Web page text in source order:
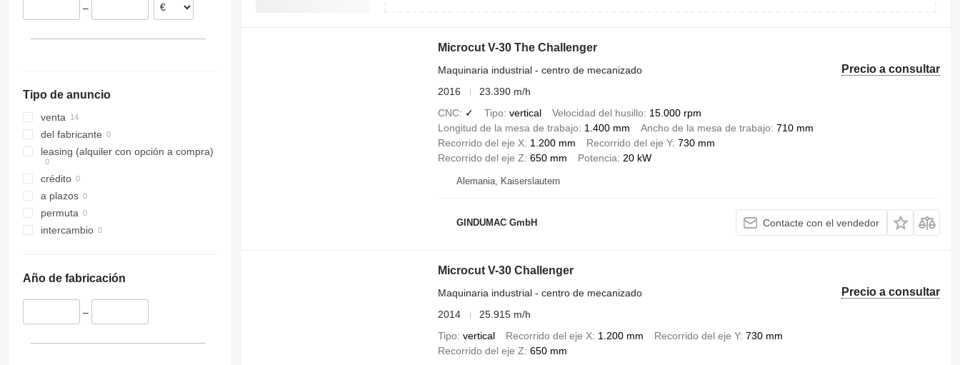
Eslovaquia
–
Tipo de anuncio
venta
del fabricante
leasing (alquiler con opción a compra)
crédito
a plazos
permuta
intercambio
Año de fabricación
–
Microcut V-30 The Challenger
Precio a consultar
Maquinaria industrial - centro de mecanizado
2016
23.390 m/h
CNC
✓ Tipo vertical Velocidad del husillo
15.000 rpm
Longitud de la mesa de trabajo
1.400 mm Ancho de la mesa de trabajo 710 mm
Recorrido del eje X 1.200 mm Recorrido del eje Y 730 mm
Recorrido del eje Z 650 mm Potencia 20 kW
Alemania, Kaiserslautern
GINDUMAC GmbH Contacte con el vendedor
Microcut V-30 Challenger
Precio a consultar
Maquinaria industrial - centro de mecanizado
2014
25.915 m/h
Tipo vertical Recorrido del eje X 1.200 mm Recorrido del eje Y 730 mm
Recorrido del eje Z 650 mm